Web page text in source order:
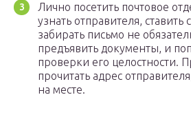
Лично посетить почтовое
узнать отправителя, ставить
забирать письмо не
предъявить документы, и
проверки его целостности.
прочитать адрес
на месте.